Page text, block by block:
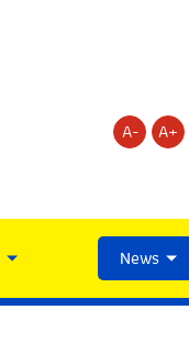
A- A+
News